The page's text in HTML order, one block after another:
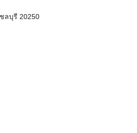
ลบุรี 20250